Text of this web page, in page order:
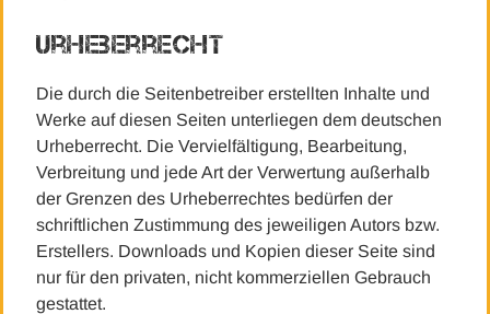
Urheberrecht
Die durch die Seitenbetreiber erstellten Inhalte und
Werke auf diesen Seiten unterliegen dem deutschen
Urheberrecht. Die Vervielfältigung, Bearbeitung,
Verbreitung und jede Art der Verwertung außerhalb
der Grenzen des Urheberrechtes bedürfen der
schriftlichen Zustimmung des jeweiligen Autors bzw.
Erstellers. Downloads und Kopien dieser Seite sind
nur für den privaten, nicht kommerziellen Gebrauch
gestattet.